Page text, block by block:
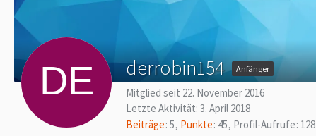
derrobin154 Anfänger
Mitglied seit 22. November 2016
Letzte Aktivität: 3. April 2018
Beiträge 5 Punkte 45 Profil-Aufrufe 128